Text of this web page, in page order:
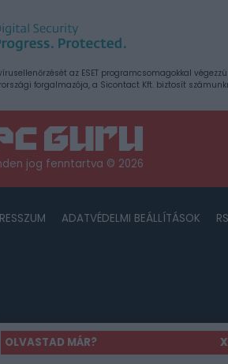
OLVASTAD MÁR? X
az ESET programcsomagokkal
forgalmazója, a Sicontact Kft. biztosít
jog fenntartva © 2026
ADATVÉDELMI BEÁLLÍTÁSOK